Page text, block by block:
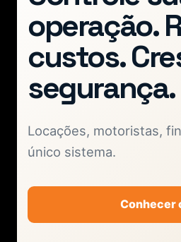
operação.
custos.
segurança.
Locações, motoristas,
único sistema.
Conhecer